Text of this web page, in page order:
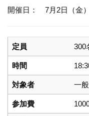
開催日： 7月2日（金）
定員 300
時間
対象者 一般
参加費